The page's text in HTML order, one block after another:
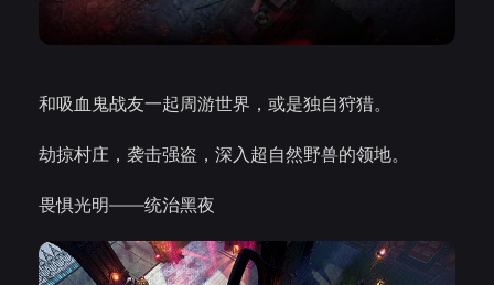
和吸血鬼战友一起周游世界，或是独自狩猎。
劫掠村庄，袭击强盗，深入超自然野兽的领地。
畏惧光明——统治黑夜